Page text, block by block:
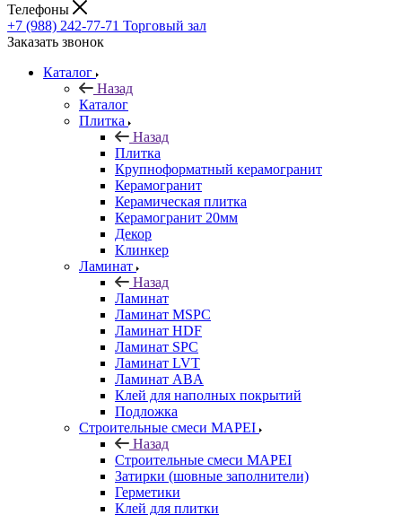
Телефоны
+7 (988) 242-77-71 Торговый зал
Заказать звонок
Каталог
Назад
Каталог
Плитка
Назад
Плитка
Крупноформатный керамогранит
Керамогранит
Керамическая плитка
Керамогранит 20мм
Декор
Клинкер
Ламинат
Назад
Ламинат
Ламинат MSPC
Ламинат HDF
Ламинат SPC
Ламинат LVT
Ламинат ABA
Клей для наполных покрытий
Подложка
Строительные смеси MAPEI
Назад
Строительные смеси MAPEI
Затирки (шовные заполнители)
Герметики
Клей для плитки